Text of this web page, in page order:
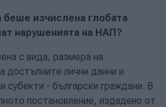
изчислена глобата
нарушенията на НАП?
с вида, размера на
достъпните лични данни и
субекти - български граждани. В
постановление, издадено от